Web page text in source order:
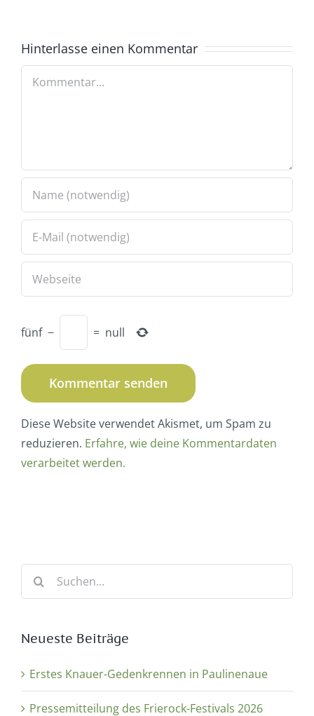
Hinterlasse einen Kommentar
Kommentar
fünf − = null
Diese Website verwendet Akismet, um Spam zu
reduzieren. Erfahre, wie deine Kommentardaten
verarbeitet werden.
Suche
Neueste Beiträge
Erstes Knauer-Gedenkrennen in Paulinenaue
Pressemitteilung des Frierock-Festivals 2026